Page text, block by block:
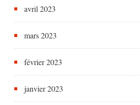
avril 2023
mars 2023
février 2023
janvier 2023